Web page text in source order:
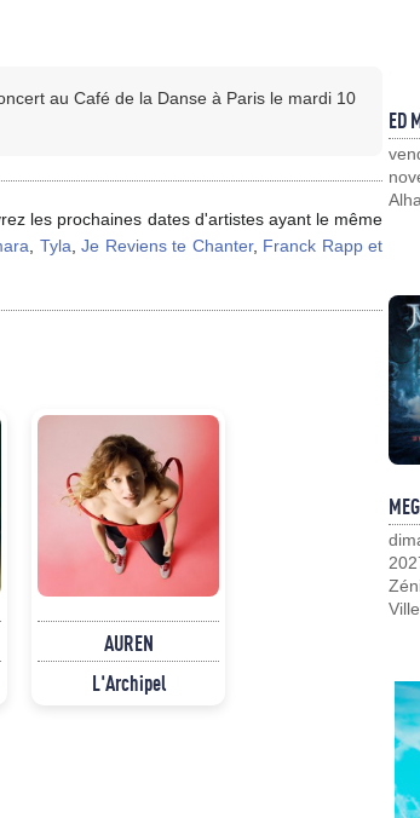
au Café de la Danse à Paris le mardi 10
les prochaines dates d'artistes ayant le même
Tyla ,Je Reviens te Chanter, Franck Rapp et
AUREN
L'Archipel
ED